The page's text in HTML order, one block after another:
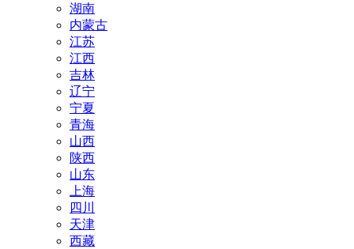
湖南
内蒙古
江苏
江西
吉林
辽宁
宁夏
青海
山西
陕西
山东
上海
四川
天津
西藏